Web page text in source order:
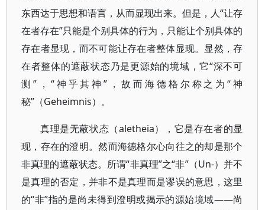
东西达于思想和语言，从而显现出来。但是，人“让存
在者存在”只能是个别具体的行为，只能让个别具体的
存在者显现，而不可能让存在者整体显现。显然，存
在者整体的遮蔽状态乃是更源始的境域，它“深不可
测”，“神乎其神”，故而海德格尔称之为“神
秘”（Geheimnis）。
真理是无蔽状态（aletheia），它是存在者的显
现，存在的澄明。然而海德格尔心向往之的却是那个
非真理的遮蔽状态。所谓“非真理”之“非”（Un-）并不
是真理的否定，并非不是真理而是谬误的意思，这里
的“非”指的是尚未得到澄明或揭示的源始境域――尚